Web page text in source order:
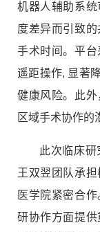
机器人辅助系
度差异而引致
手术时间。平
遥距操作, 显著
健康风险。此
区域手术协作的
此次临床研
王双翌团队承
医学院紧密合
研协作方面提